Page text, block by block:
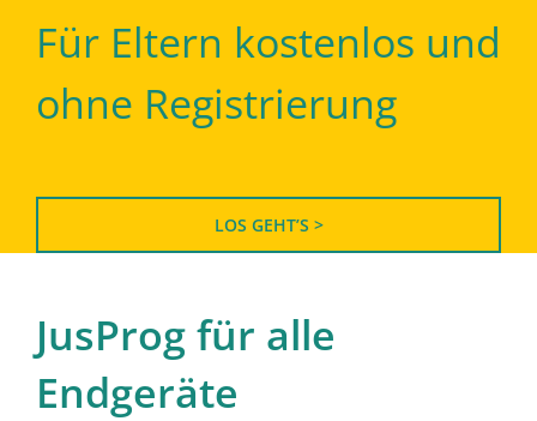
Für Eltern kostenlos und
ohne Registrierung
LOS GEHT’S >
JusProg für alle
Endgeräte